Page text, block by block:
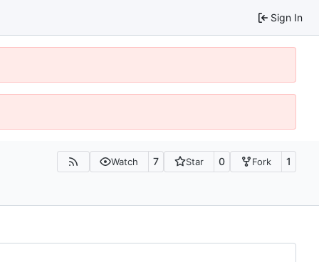
Sign In
Watch 7 Star 0 Fork 1